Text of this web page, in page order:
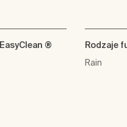
EasyClean ®
Rodzaje
Rain